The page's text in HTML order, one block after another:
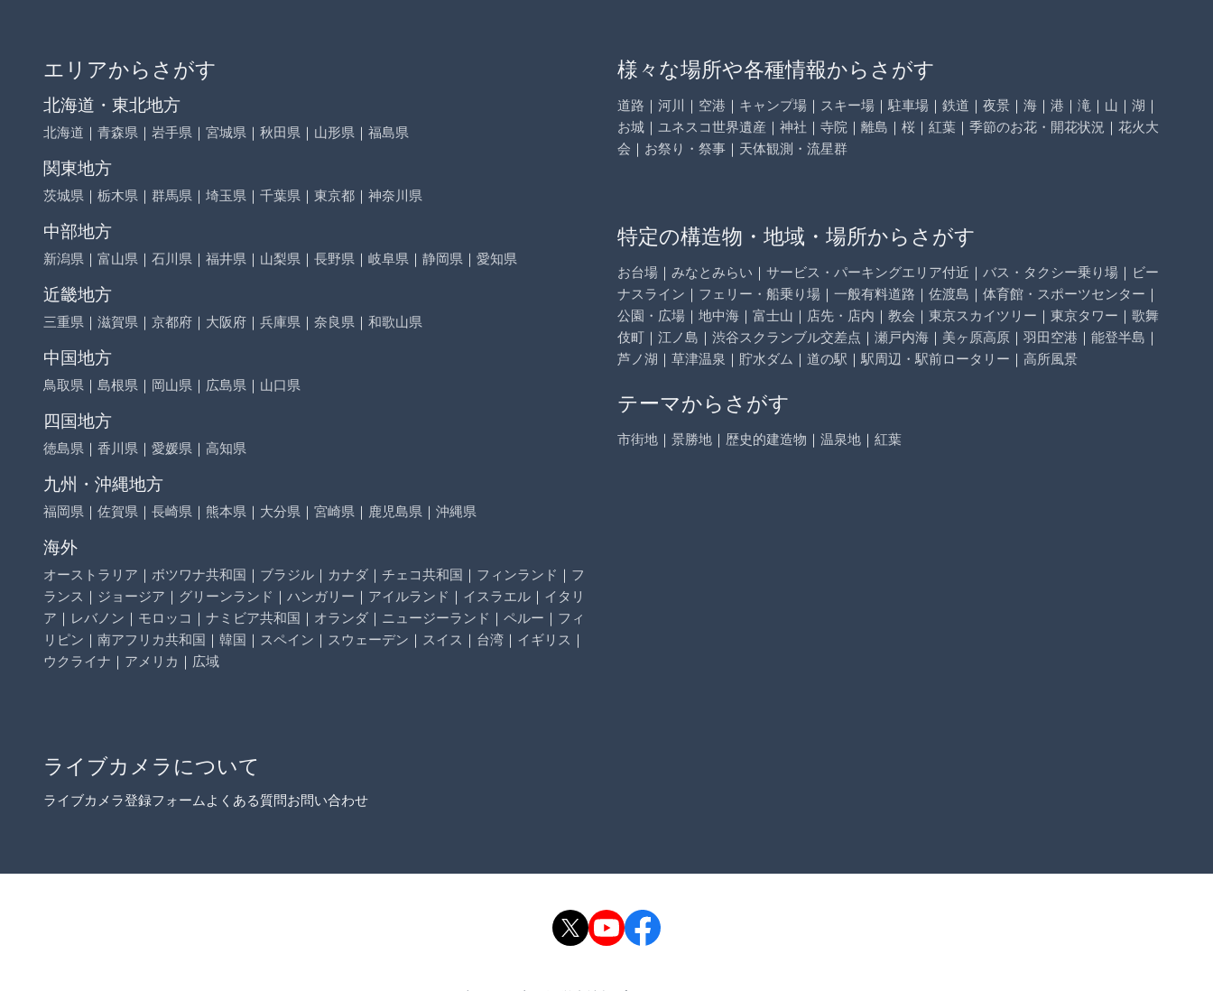
エリアからさがす
北海道・東北地方
北海道 ｜ 青森県 ｜ 岩手県 ｜ 宮城県 ｜ 秋田県 ｜ 山形県 ｜ 福島県
関東地方
茨城県 ｜ 栃木県 ｜ 群馬県 ｜ 埼玉県 ｜ 千葉県 ｜ 東京都 ｜ 神奈川県
中部地方
新潟県 ｜ 富山県 ｜ 石川県 ｜ 福井県 ｜ 山梨県 ｜ 長野県 ｜ 岐阜県 ｜ 静岡県 ｜ 愛知県
近畿地方
三重県 ｜ 滋賀県 ｜ 京都府 ｜ 大阪府 ｜ 兵庫県 ｜ 奈良県 ｜ 和歌山県
中国地方
鳥取県 ｜ 島根県 ｜ 岡山県 ｜ 広島県 ｜ 山口県
四国地方
徳島県 ｜ 香川県 ｜ 愛媛県 ｜ 高知県
九州・沖縄地方
福岡県 ｜ 佐賀県 ｜ 長崎県 ｜ 熊本県 ｜ 大分県 ｜ 宮崎県 ｜ 鹿児島県 ｜ 沖縄県
海外
オーストラリア ｜ ボツワナ共和国 ｜ ブラジル ｜ カナダ ｜ チェコ共和国 ｜ フィンランド ｜ フ
ランス ｜ ジョージア ｜ グリーンランド ｜ ハンガリー ｜ アイルランド ｜ イスラエル ｜ イタリ
ア ｜ レバノン ｜ モロッコ ｜ ナミビア共和国 ｜ オランダ ｜ ニュージーランド ｜ ペルー ｜ フィ
リピン ｜ 南アフリカ共和国 ｜ 韓国 ｜ スペイン ｜ スウェーデン ｜ スイス ｜ 台湾 ｜ イギリス ｜
ウクライナ ｜ アメリカ ｜ 広域
様々な場所や各種情報からさがす
道路 ｜ 河川 ｜ 空港 ｜ キャンプ場 ｜ スキー場 ｜ 駐車場 ｜ 鉄道 ｜ 夜景 ｜ 海 ｜ 港 ｜ 滝 ｜ 山 ｜ 湖 ｜
お城 ｜ ユネスコ世界遺産 ｜ 神社 ｜ 寺院 ｜ 離島 ｜ 桜 ｜ 紅葉 ｜ 季節のお花・開花状況 ｜ 花火大
会 ｜ お祭り・祭事 ｜ 天体観測・流星群
特定の構造物・地域・場所からさがす
お台場 ｜ みなとみらい ｜ サービス・パーキングエリア付近 ｜ バス・タクシー乗り場 ｜ ビー
ナスライン ｜ フェリー・船乗り場 ｜ 一般有料道路 ｜ 佐渡島 ｜ 体育館・スポーツセンター ｜
公園・広場 ｜ 地中海 ｜ 富士山 ｜ 店先・店内 ｜ 教会 ｜ 東京スカイツリー ｜ 東京タワー ｜ 歌舞
伎町 ｜ 江ノ島 ｜ 渋谷スクランブル交差点 ｜ 瀬戸内海 ｜ 美ヶ原高原 ｜ 羽田空港 ｜ 能登半島 ｜
芦ノ湖 ｜ 草津温泉 ｜ 貯水ダム ｜ 道の駅 ｜ 駅周辺・駅前ロータリー ｜ 高所風景
テーマからさがす
市街地 ｜ 景勝地 ｜ 歴史的建造物 ｜ 温泉地 ｜ 紅葉
ライブカメラについて
ライブカメラ登録フォームよくある質問お問い合わせ